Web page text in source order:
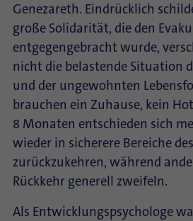
Genezareth. Eindrücklich
große Solidarität, die den
entgegengebracht wurde,
nicht die belastende Situation
und der ungewohnten
brauchen ein Zuhause, kein
8 Monaten entschieden sich
wieder in sicherere Bereiche
zurückzukehren, während
Rückkehr generell zweifeln.
Als Entwicklungspsychologe